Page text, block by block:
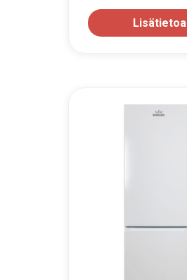
Lisätietoa